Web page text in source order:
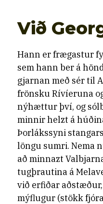
Við
Hann er frægastur
sem hann ber á
gjarnan með sér til
frönsku Rívíeruna
nýhættur því, og
minnir helzt á
Þorlákssyni
löngu sumri. Nema
að minnazt
tugþrautina á
við erfiðar
mýflugur (stökk